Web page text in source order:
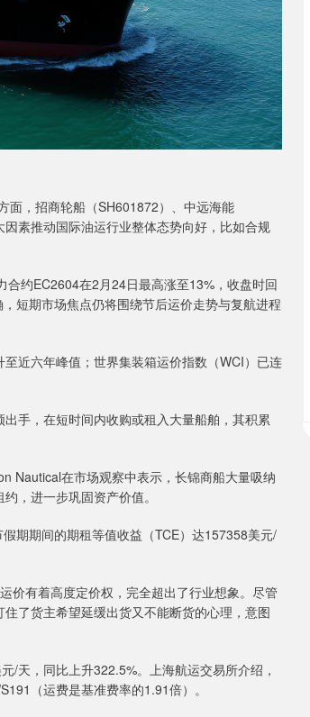
，招商轮船（SH601872）、中远海能
素推动国际油运行业整体态势向好，比如合规
约EC2604在2月24日最高涨至13%，收盘时回
短期市场焦点仍将围绕节后运价走势与复航进程
近六年峰值；世界集装箱运价指数（WCI）已连
手，在短时间内收购或租入大量船舶，其积累
在市场观察中表示，长锦商船大量吸纳
，进一步巩固资产价值。
期期间的期租等值收益（TCE）达157358美元/
有着高度定价权，完全超出了行业想象。尽管
了货主希望延缓出货又不能断货的心理，意图
，同比上升322.5%。上海航运交易所介绍，
（运费是基准费率的1.91倍）。